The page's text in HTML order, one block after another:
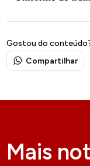
Gostou do
Compartilhar
Mais